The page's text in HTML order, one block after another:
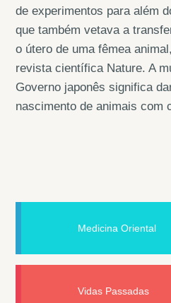
de experimentos para além
que também vetava a
o útero de uma fêmea
revista científica Nature. A
Governo japonês significa
nascimento de animais com
Medicina Oriental
Vidas Passadas